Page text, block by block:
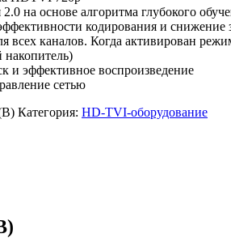
на основе алгоритма глубокого
кодирования и снижение
всех каналов. Когда активирован
и эффективное воспроизведение
сетью
Категория: HD-TVI-оборудование